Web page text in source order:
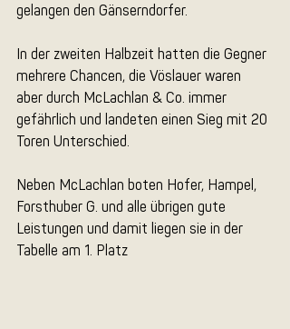
gelangen den Gänserndorfer.
In der zweiten Halbzeit hatten die Gegner
mehrere Chancen, die Vöslauer waren
aber durch McLachlan & Co. immer
gefährlich und landeten einen Sieg mit 20
Toren Unterschied.
Neben McLachlan boten Hofer, Hampel,
Forsthuber G. und alle übrigen gute
Leistungen und damit liegen sie in der
Tabelle am 1. Platz